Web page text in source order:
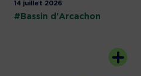
14 juillet 2026
#Bassin d'Arcachon